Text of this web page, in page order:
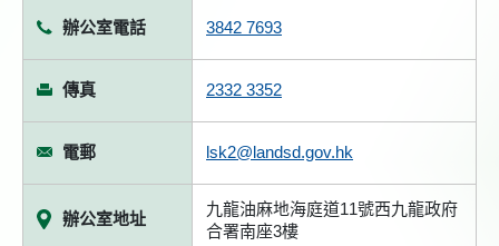
辦公室電話 3842 7693
傳真 2332 3352
電郵 lsk2@landsd.gov.hk
辦公室地址
九龍油麻地海庭道11號西九龍政府
合署南座3樓